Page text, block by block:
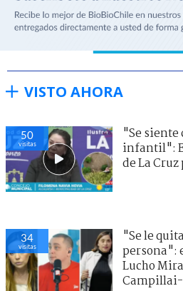
VISTO AHORA
50
visitas
"Se
infantil":
de La
34
visitas
"Se le
persona":
Lucho